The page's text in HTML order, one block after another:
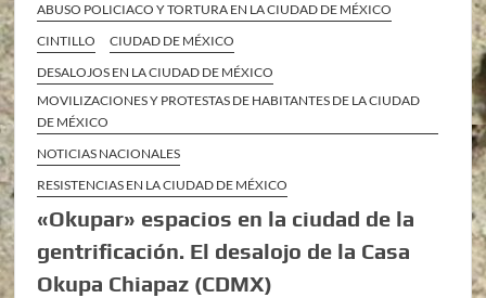
ABUSO POLICIACO Y TORTURA EN LA CIUDAD DE MÉXICO
CINTILLO
CIUDAD DE MÉXICO
DESALOJOS EN LA CIUDAD DE MÉXICO
MOVILIZACIONES Y PROTESTAS DE HABITANTES DE LA CIUDAD
DE MÉXICO
NOTICIAS NACIONALES
RESISTENCIAS EN LA CIUDAD DE MÉXICO
«Okupar» espacios en la ciudad de la
gentrificación. El desalojo de la Casa
Okupa Chiapaz (CDMX)